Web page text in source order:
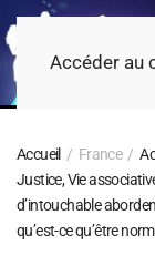
Accéder au
Accueil France
Justice, Vie
d’intouchable
qu’est-ce qu’être